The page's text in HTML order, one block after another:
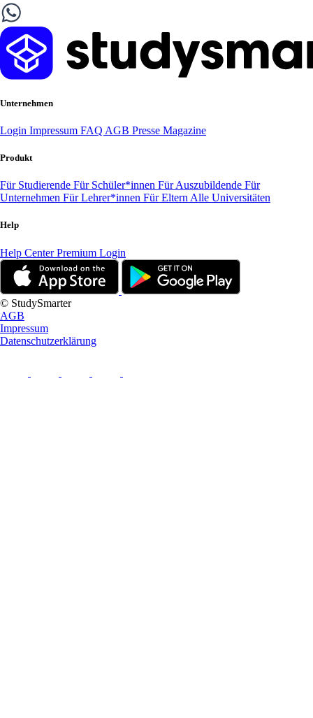
Unternehmen
Login Impressum FAQ AGB Presse Magazine
Produkt
Für Studierende Für Schüler*innen Für Auszubildende Für
Unternehmen Für Lehrer*innen Für Eltern Alle Universitäten
Help
Help CenterPremium Login
© StudySmarter
AGB
Impressum
Datenschutzerklärung